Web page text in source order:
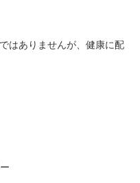
はありませんが、健康に配